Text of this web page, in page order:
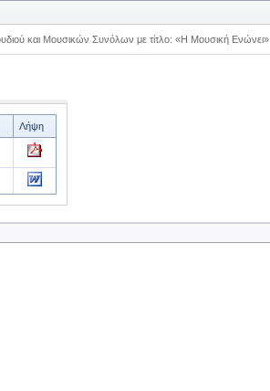
και Μουσικών Συνόλων με τίτλο: «Η Μουσική Ενώνει»
Λήψη